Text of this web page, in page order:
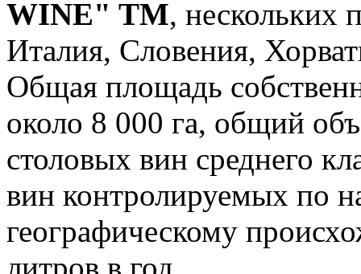
WINE" TM, нескольких
Италия, Словения,
Oбщая площадь
около 8 000 га, общий
столовых вин среднего
вин контролируемых по
географическому
литров в год.